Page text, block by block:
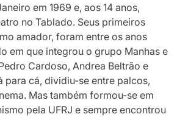
em 1969 e, aos 14 anos,
no Tablado. Seus primeiros
amador, foram entre os anos
em que integrou o grupo Manhas e
Cardoso, Andrea Beltrão e
para cá, dividiu-se entre palcos,
Mas também formou-se em
pela UFRJ e sempre encontrou